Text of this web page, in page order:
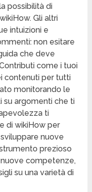
possibilità di
Gli altri
intuizioni e
non esitare
che deve
come i tuoi
contenuti per tutti
monitorando le
su argomenti che ti
ti
di wikiHow per
nuove
prezioso
competenze,
su una varietà di